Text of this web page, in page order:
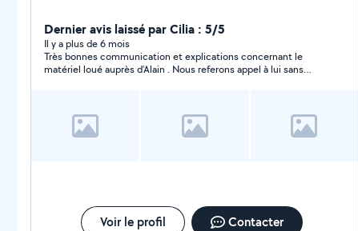
Dernier avis laissé par Cilia : 5/5
Il y a plus de 6 mois
Très bonnes communication et explications concernant le
matériel loué auprès d’Alain . Nous referons appel à lui sans
Voir le profil Contacter